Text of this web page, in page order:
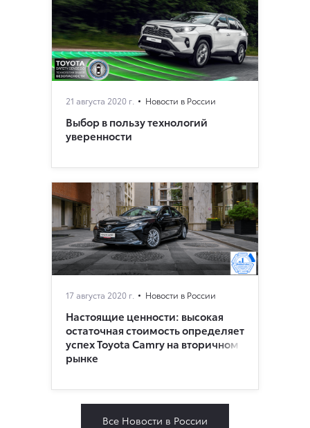
21 августа 2020 г. Новости в России
Выбор в пользу технологий
уверенности
17 августа 2020 г. Новости в России
Настоящие ценности: высокая
остаточная стоимость определяет
успех Toyota Camry на вторичном
рынке
Все Новости в России